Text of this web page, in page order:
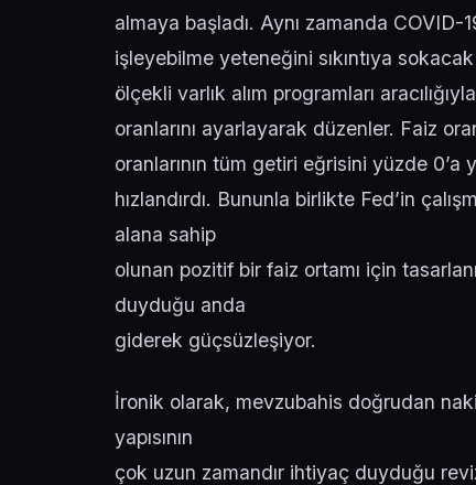
almaya başladı. Aynı zamanda COVID-
işleyebilme yeteneğini sıkıntıya
ölçekli varlık alım programları
oranlarını ayarlayarak düzenler. Faiz
oranlarının tüm getiri eğrisini yüzde 0’a
hızlandırdı. Bununla birlikte Fed’in
alana sahip
olunan pozitif bir faiz ortamı için
duyduğu anda
giderek güçsüzleşiyor.
İronik olarak, mevzubahis doğrudan
yapısının
çok uzun zamandır ihtiyaç duyduğu